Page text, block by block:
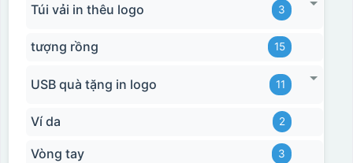
Túi vải in thêu logo 3
tượng rồng 15
USB quà tặng in logo 11
Ví da 2
Vòng tay 3